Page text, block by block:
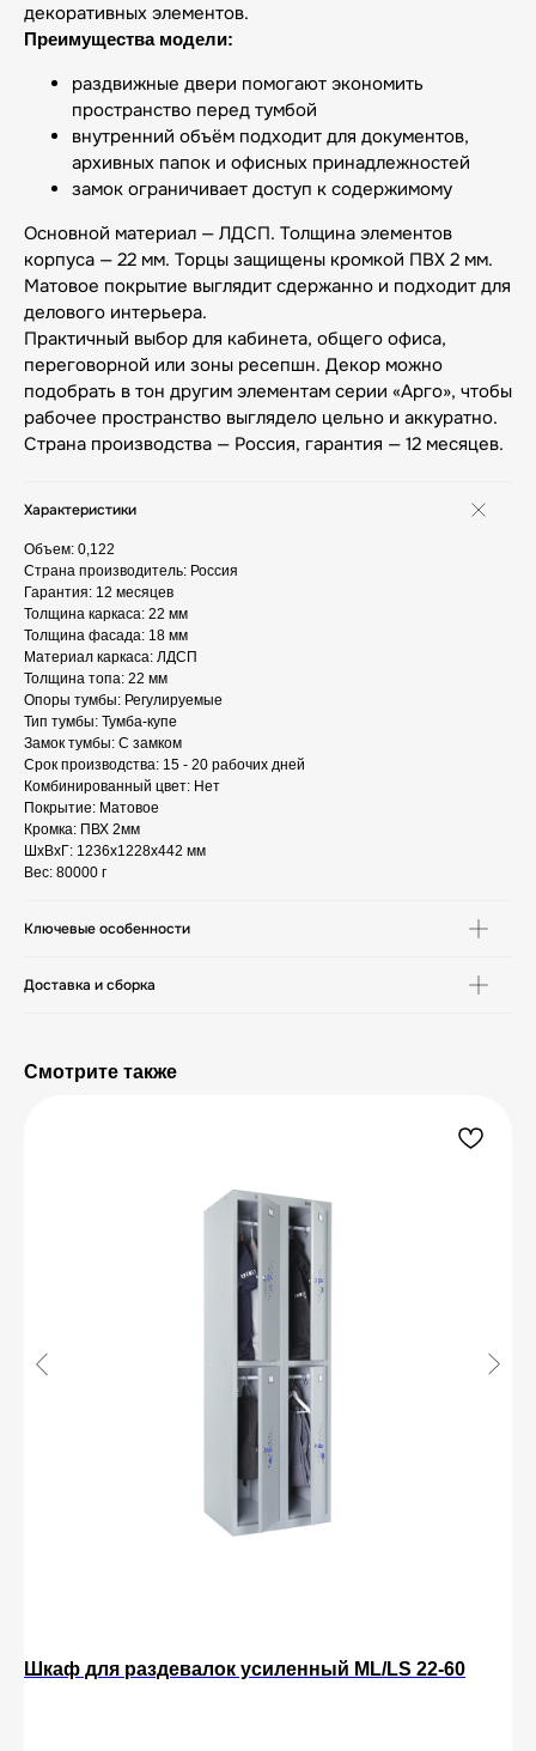
декоративных элементов.
Преимущества модели:
раздвижные двери помогают экономить
пространство перед тумбой
внутренний объём подходит для документов,
архивных папок и офисных принадлежностей
замок ограничивает доступ к содержимому
Основной материал — ЛДСП. Толщина элементов
корпуса — 22 мм. Торцы защищены кромкой ПВХ 2 мм.
Матовое покрытие выглядит сдержанно и подходит для
делового интерьера.
Практичный выбор для кабинета, общего офиса,
переговорной или зоны ресепшн. Декор можно
подобрать в тон другим элементам серии «Арго», чтобы
рабочее пространство выглядело цельно и аккуратно.
Страна производства — Россия, гарантия — 12 месяцев.
Характеристики
Объем: 0,122
Страна производитель: Россия
Гарантия: 12 месяцев
Толщина каркаса: 22 мм
Толщина фасада: 18 мм
Материал каркаса: ЛДСП
Толщина топа: 22 мм
Опоры тумбы: Регулируемые
Тип тумбы: Тумба-купе
Замок тумбы: С замком
Срок производства: 15 - 20 рабочих дней
Комбинированный цвет: Нет
Покрытие: Матовое
Кромка: ПВХ 2мм
ШxВxГ: 1236x1228x442 мм
Вес: 80000 г
Ключевые особенности
Доставка и сборка
Смотрите также
Шкаф для раздевалок усиленный ML/LS 22-60